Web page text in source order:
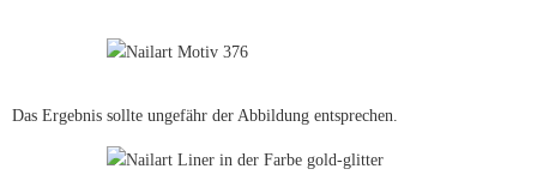
Das Ergebnis sollte ungefähr der Abbildung entsprechen.